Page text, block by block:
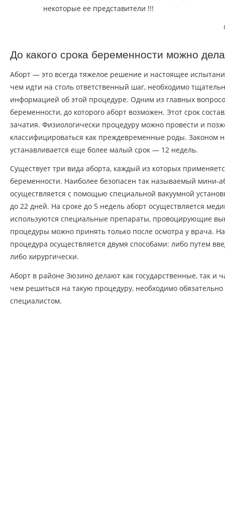
некоторые ее представители !!!
До какого срока беременности можно
Аборт — это всегда тяжелое решение и настоящее
чем идти на столь ответственный шаг, необходимо
информацией об этой процедуре. Одним из главных
беременности, до которого аборт возможен. Этот срок
зачатия. Физиологически процедуру можно провести и
классифицироваться как преждевременные роды. Законом
устанавливается еще более малый срок — 12 недель.
Существует три вида аборта, каждый из которых
беременности. Наиболее безопасен так называемый мини-
осуществляется с помощью специальной вакуумной
до 22 дней. На сроке до 5 недель аборт осуществляется
используются специальные препараты, провоцирующие
процедуры можно принять только после осмотра у врача.
процедура осуществляется двумя способами: либо путем
либо хирургически.
Аборт в районе Зюзино делают как государственные, так и
чем решиться на такую процедуру, необходимо обязательно
специалистом.